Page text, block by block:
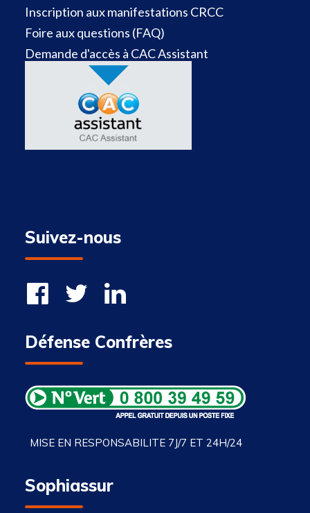
Inscription aux manifestations CRCC
Foire aux questions (FAQ)
Demande d'accès à CAC Assistant
Suivez-nous
Défense Confrères
MISE EN RESPONSABILITE 7J/7 ET 24H/24
Sophiassur